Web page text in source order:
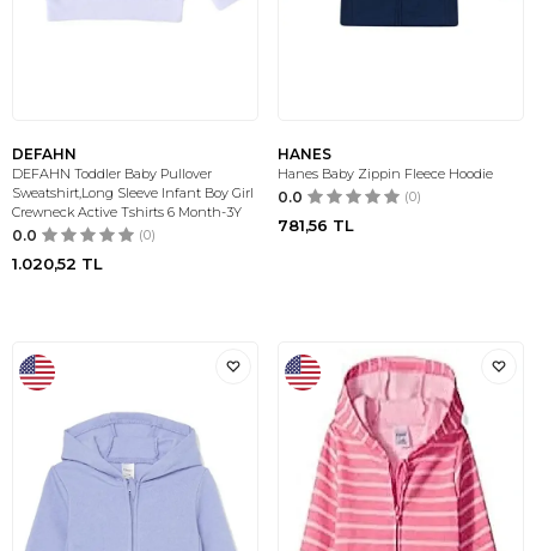
DEFAHN
DEFAHN Toddler Baby Pullover
Sweatshirt,Long Sleeve Infant Boy Girl
Crewneck Active Tshirts 6 Month-3Y
0.0 (0)
1.020,52 TL
HANES
Hanes Baby Zippin Fleece Hoodie
0.0 (0)
781,56 TL